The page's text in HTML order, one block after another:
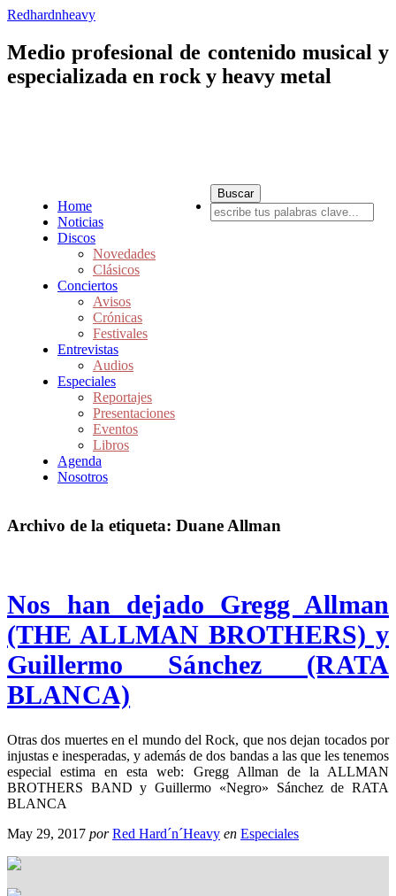
Redhardnheavy
Medio profesional de contenido musical y
especializada en rock y heavy metal
Home
Noticias
Discos
Novedades
Clásicos
Conciertos
Avisos
Crónicas
Festivales
Entrevistas
Audios
Especiales
Reportajes
Presentaciones
Eventos
Libros
Agenda
Nosotros
Archivo de la etiqueta: Duane Allman
Nos han dejado Gregg Allman
(THE ALLMAN BROTHERS) y
Guillermo Sánchez (RATA
BLANCA)
Otras dos muertes en el mundo del Rock, que nos dejan tocados por
injustas e inesperadas, y además de dos bandas a las que les tenemos
especial estima en esta web: Gregg Allman de la ALLMAN
BROTHERS BAND y Guillermo «Negro» Sánchez de RATA
BLANCA
May 29, 2017 por Red Hard´n´Heavy en Especiales